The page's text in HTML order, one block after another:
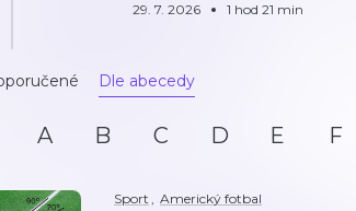
29. 7. 2026 1 hod 21 min
Dle abecedy
A B C D E F
Sport , Americký fotbal